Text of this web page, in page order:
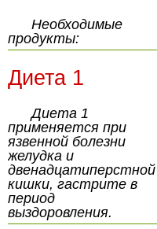
Необходимые
продукты:
Диета 1
Диета 1
применяется при
язвенной болезни
желудка и
двенадцатиперстной
кишки, гастрите в
период
выздоровления.